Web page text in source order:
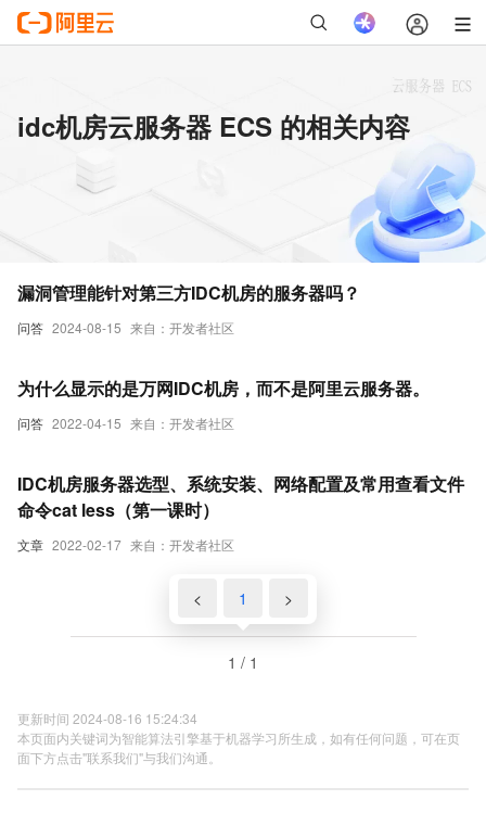
idc机房云服务器 ECS 的相关内容
问答 2024-08-15 来自：开发者社区
漏洞管理能针对第三方IDC机房的服务器吗？
问答 2022-04-15 来自：开发者社区
为什么显示的是万网IDC机房，而不是阿里云服务器。
文章 2022-02-17 来自：开发者社区
IDC机房服务器选型、系统安装、网络配置及常用查看文件
命令cat less（第一课时）
< 1 >
1 / 1
更新时间 2024-08-16 15:24:34
本页面内关键词为智能算法引擎基于机器学习所生成，如有任何问题，可在页
面下方点击"联系我们"与我们沟通。